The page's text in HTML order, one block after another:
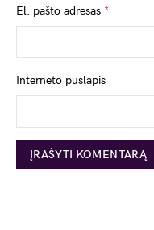
El. pašto adresas *
Interneto puslapis